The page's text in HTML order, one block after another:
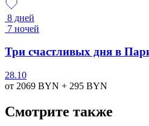
8 дней
7 ночей
Три счастливых дня в
28.10
от 2069 BYN + 295 BYN
Смотрите также